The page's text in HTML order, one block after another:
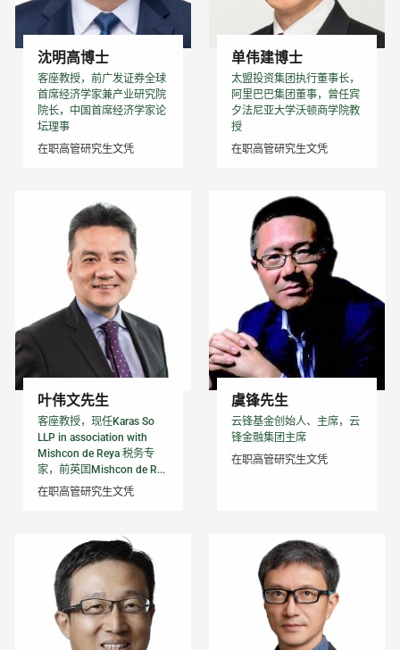
沈明高博士
客座教授，前广发证券全球
首席经济学家兼产业研究院
院长，中国首席经济学家论
坛理事
在职高管研究生文凭
单伟建博士
太盟投资集团执行董事长，
阿里巴巴集团董事，曾任宾
夕法尼亚大学沃顿商学院教
授
在职高管研究生文凭
叶伟文先生
客座教授，现任Karas So
LLP in association with
Mishcon de Reya 税务专
家，前英囯Mishcon de R...
在职高管研究生文凭
虞锋先生
云锋基金创始人、主席，云
锋金融集团主席
在职高管研究生文凭